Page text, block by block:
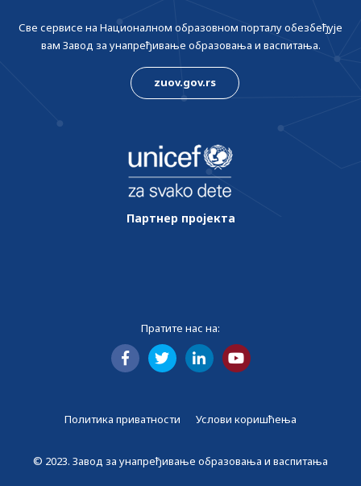
Све сервисе на Националном образовном порталу обезбеђује
вам Завод за унапређивање образовања и васпитања.
zuov.gov.rs
Партнер пројекта
Пратите нас на:
Политика приватности Услови коришћења
© 2023. Завод за унапређивање образовања и васпитања